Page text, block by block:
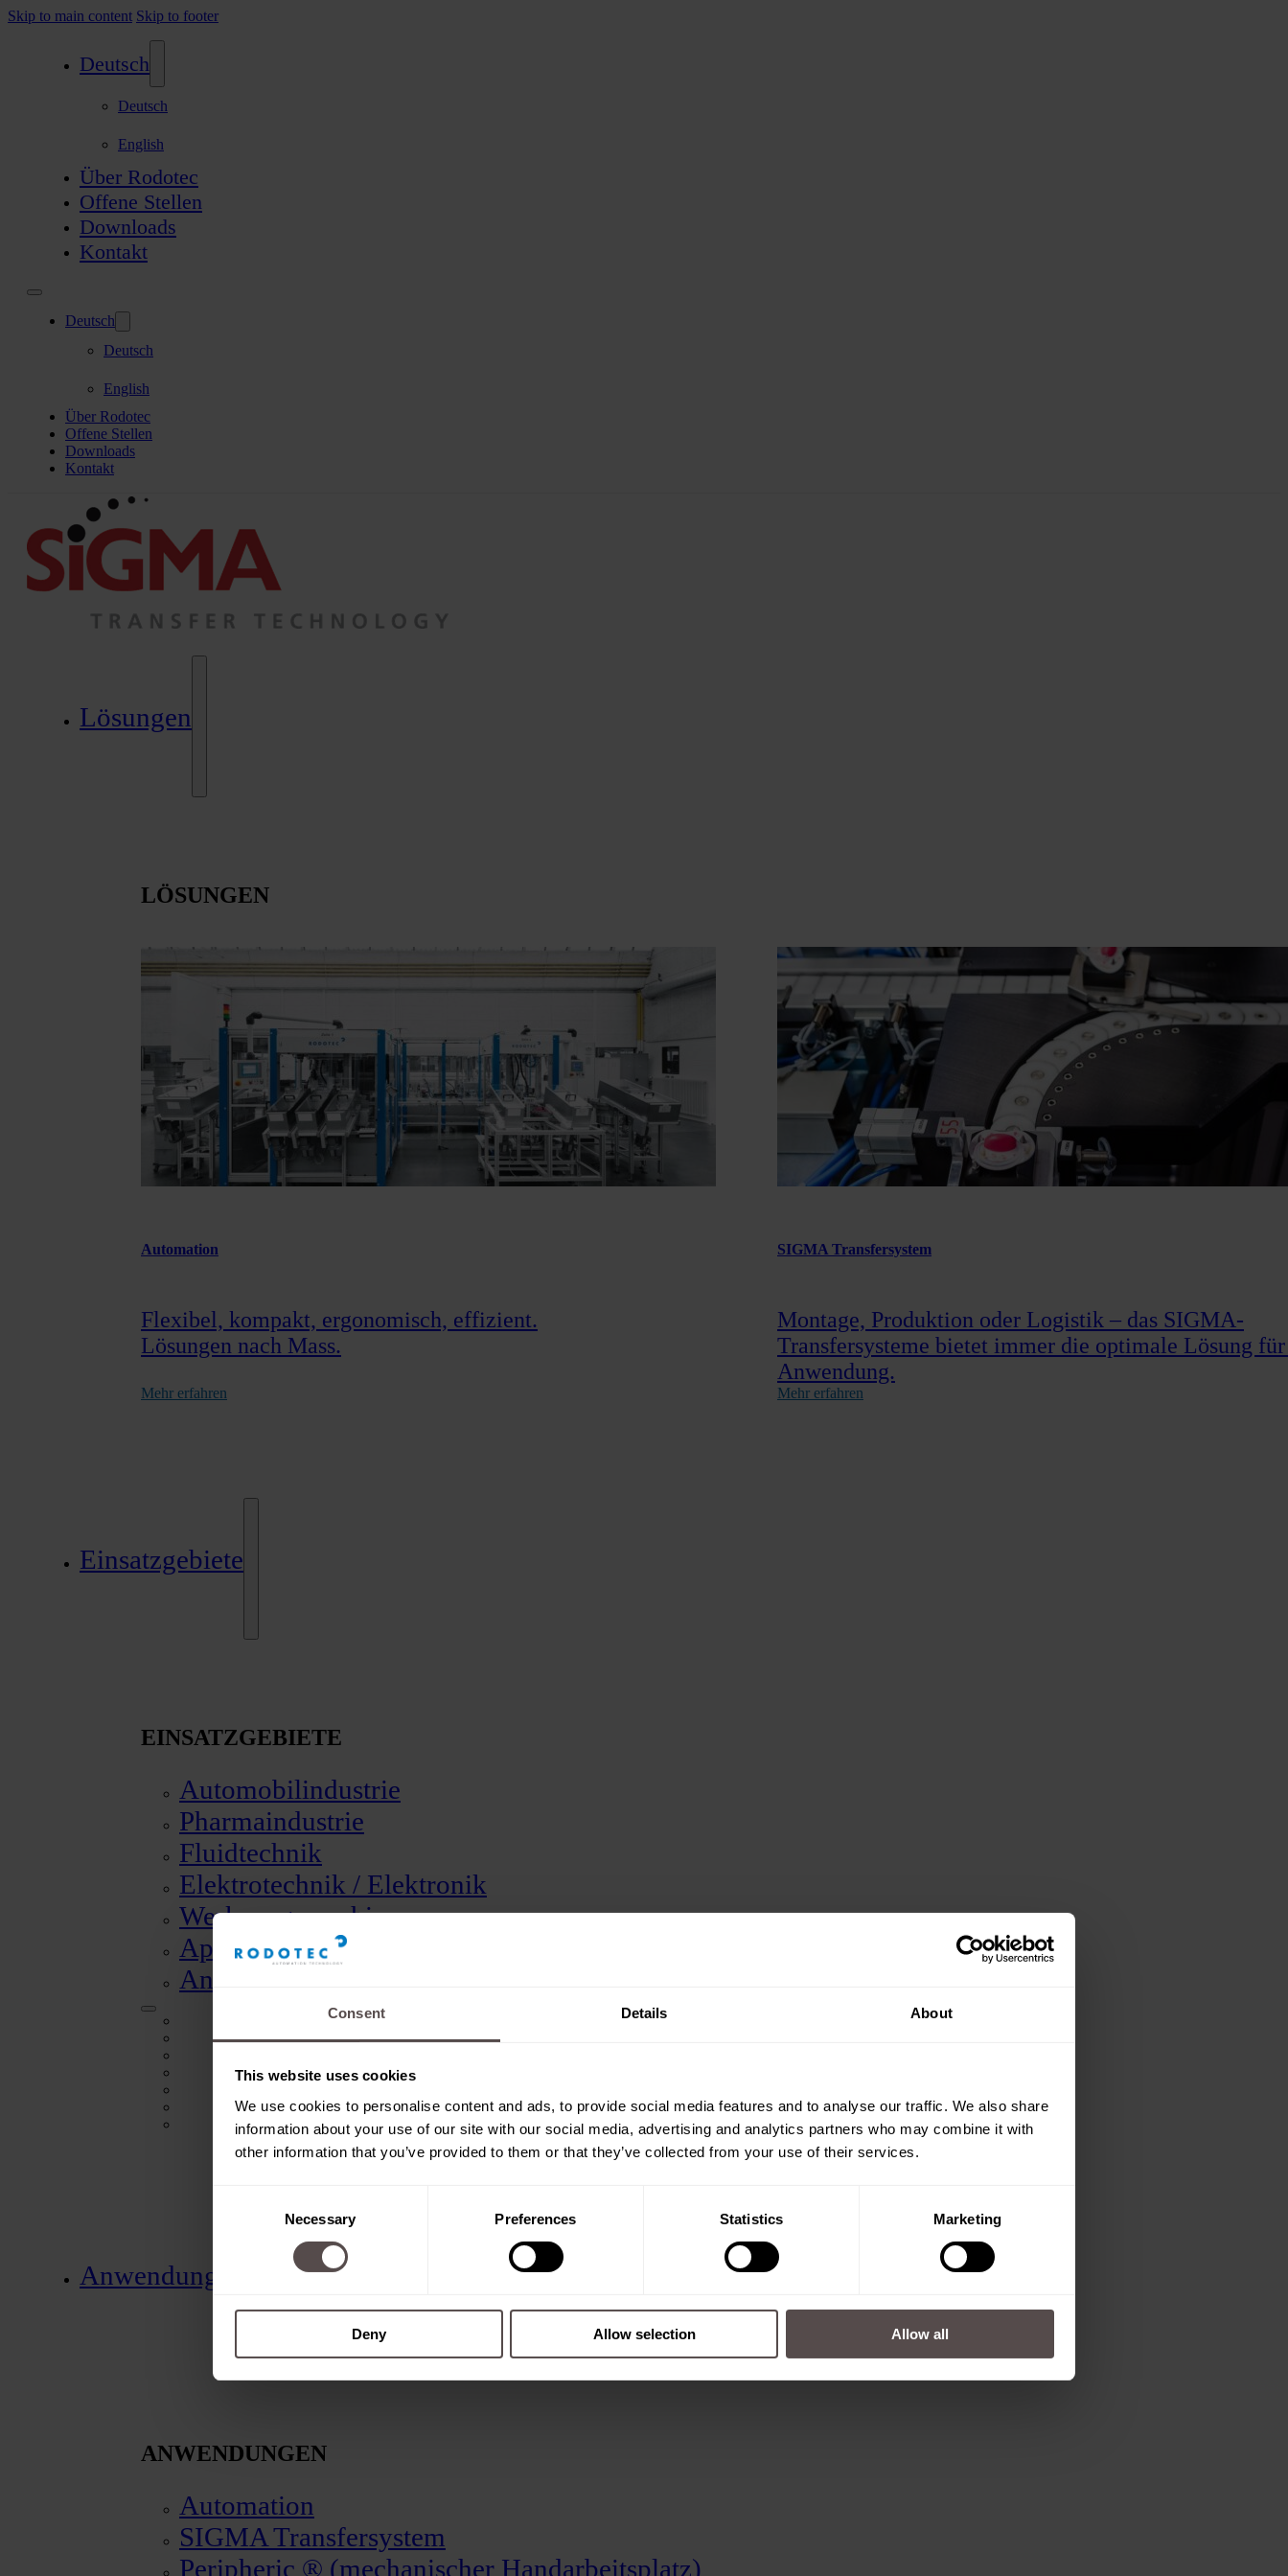
Consent Details About
This website uses cookies
We use cookies to personalise content and ads, to provide social media features and to analyse our traffic. We also share
information about your use of our site with our social media, advertising and analytics partners who may combine it with
other information that you’ve provided to them or that they’ve collected from your use of their services.
Necessary Preferences Statistics Marketing
Deny Allow selection Allow all
Skip to main content Skip to footer
Deutsch
Deutsch
English
Über Rodotec
Offene Stellen
Downloads
Kontakt
Deutsch
Deutsch
English
Über Rodotec
Offene Stellen
Downloads
Kontakt
Lösungen
LÖSUNGEN
Automation
Flexibel, kompakt, ergonomisch, effizient.
Lösungen nach Mass.
Mehr erfahren
SIGMA Transfersystem
Montage, Produktion oder Logistik – das SIGMA-
Transfersysteme bietet immer die optimale Lösung
Anwendung.
Mehr erfahren
Einsatzgebiete
EINSATZGEBIETE
Automobilindustrie
Pharmaindustrie
Fluidtechnik
Elektrotechnik / Elektronik
Werkzeugmaschinen
Apparate und Instrumentenbau
Andere Anwendungen
Pharmaindustrie
Elektrotechnik / Elektronik
Apparate und Instrumentenbau
Andere Anwendungen
Anwendungen
ANWENDUNGEN
Automation
SIGMA Transfersystem
Peripheric ® (mechanischer Handarbeitsplatz)